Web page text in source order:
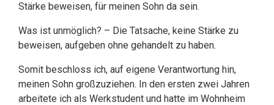
Stärke beweisen, für meinen Sohn da sein.
Was ist unmöglich? – Die Tatsache, keine Stärke zu
beweisen, aufgeben ohne gehandelt zu haben.
Somit beschloss ich, auf eigene Verantwortung hin,
meinen Sohn großzuziehen. In den ersten zwei Jahren
arbeitete ich als Werkstudent und hatte im Wohnheim